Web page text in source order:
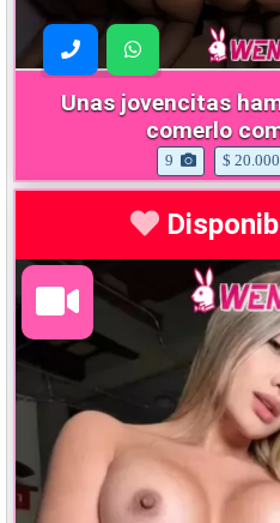
Unas jovencitas
comerlo
9 $ 20.000